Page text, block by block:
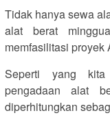
Tidak hanya sewa
alat berat
memfasilitasi proyek
Seperti yang kita
pengadaan alat
diperhitungkan